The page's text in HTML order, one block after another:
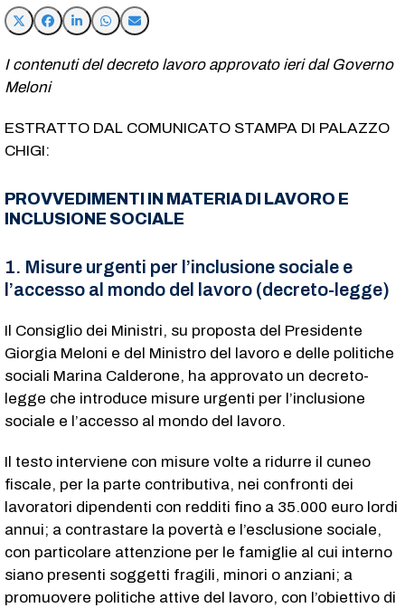
I contenuti del decreto lavoro approvato ieri dal Governo
Meloni
ESTRATTO DAL COMUNICATO STAMPA DI PALAZZO
CHIGI:
PROVVEDIMENTI IN MATERIA DI LAVORO E
INCLUSIONE SOCIALE
1. Misure urgenti per l’inclusione sociale e
l’accesso al mondo del lavoro (decreto-legge)
Il Consiglio dei Ministri, su proposta del Presidente
Giorgia Meloni e del Ministro del lavoro e delle politiche
sociali Marina Calderone, ha approvato un decreto-
legge che introduce misure urgenti per l’inclusione
sociale e l’accesso al mondo del lavoro.
Il testo interviene con misure volte a ridurre il cuneo
fiscale, per la parte contributiva, nei confronti dei
lavoratori dipendenti con redditi fino a 35.000 euro lordi
annui; a contrastare la povertà e l’esclusione sociale,
con particolare attenzione per le famiglie al cui interno
siano presenti soggetti fragili, minori o anziani; a
promuovere politiche attive del lavoro, con l’obiettivo di